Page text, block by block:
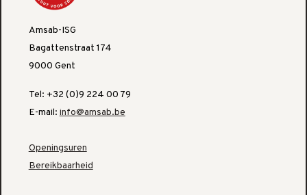
Amsab-ISG
Bagattenstraat 174
9000 Gent
Tel: +32 (0)9 224 00 79
E-mail: info@amsab.be
Openingsuren
Bereikbaarheid